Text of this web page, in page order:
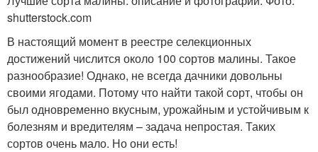
shutterstock.com
В настоящий момент в реестре селекционных
достижений числится около 100 сортов малины. Такое
разнообразие! Однако, не всегда дачники довольны
своими ягодами. Потому что найти такой сорт, чтобы он
был одновременно вкусным, урожайным и устойчивым к
болезням и вредителям – задача непростая. Таких
сортов очень мало. Но они есть!